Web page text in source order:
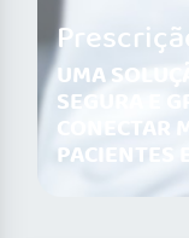
UMA
SEGURA E
CONECTAR
PACIENTES